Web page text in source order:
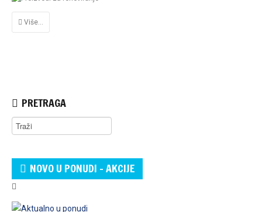
Više...
PRETRAGA
NOVO U PONUDI - AKCIJE